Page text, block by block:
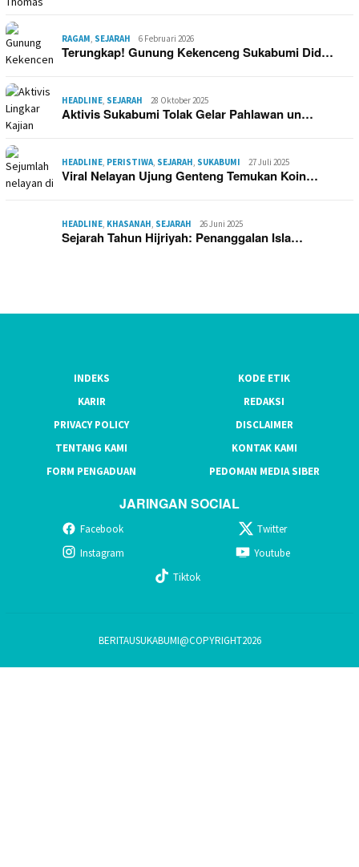
RAGAM, SEJARAH 6 Februari 2026
Terungkap! Gunung Kekenceng Sukabumi Did…
HEADLINE, SEJARAH 28 Oktober 2025
Aktivis Sukabumi Tolak Gelar Pahlawan un…
HEADLINE, PERISTIWA, SEJARAH, SUKABUMI 27 Juli 2025
Viral Nelayan Ujung Genteng Temukan Koin…
HEADLINE, KHASANAH, SEJARAH 26 Juni 2025
Sejarah Tahun Hijriyah: Penanggalan Isla…
INDEKS
KODE ETIK
KARIR
REDAKSI
PRIVACY POLICY
DISCLAIMER
TENTANG KAMI
KONTAK KAMI
FORM PENGADUAN
PEDOMAN MEDIA SIBER
JARINGAN SOCIAL
Facebook
Twitter
Instagram
Youtube
Tiktok
BERITAUSUKABUMI@COPYRIGHT2026